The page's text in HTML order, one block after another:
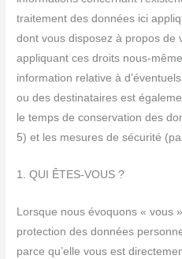
traitement des données ici
dont vous disposez à propos de
appliquant ces droits nous-
information relative à
ou des destinataires est
le temps de conservation des
5) et les mesures de sécurité
1. QUI ÊTES-VOUS ?
Lorsque nous évoquons « vous
protection des données
parce qu’elle vous est